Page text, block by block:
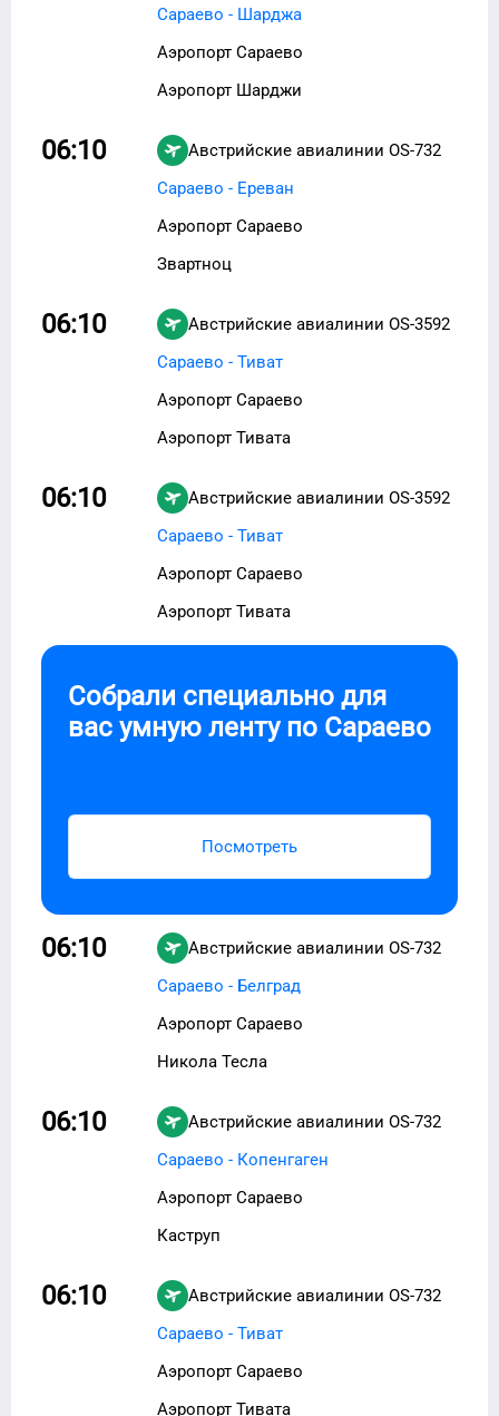
Сараево - Шарджа
Аэропорт Сараево
Аэропорт Шарджи
06:10 Австрийские авиалинии OS-732
Сараево - Ереван
Аэропорт Сараево
Звартноц
06:10 Австрийские авиалинии OS-3592
Сараево - Тиват
Аэропорт Сараево
Аэропорт Тивата
06:10 Австрийские авиалинии OS-3592
Сараево - Тиват
Аэропорт Сараево
Аэропорт Тивата
Собрали специально для
вас умную ленту по Сараево
Посмотреть
06:10 Австрийские авиалинии OS-732
Сараево - Белград
Аэропорт Сараево
Никола Тесла
06:10 Австрийские авиалинии OS-732
Сараево - Копенгаген
Аэропорт Сараево
Каструп
06:10 Австрийские авиалинии OS-732
Сараево - Тиват
Аэропорт Сараево
Аэропорт Тивата